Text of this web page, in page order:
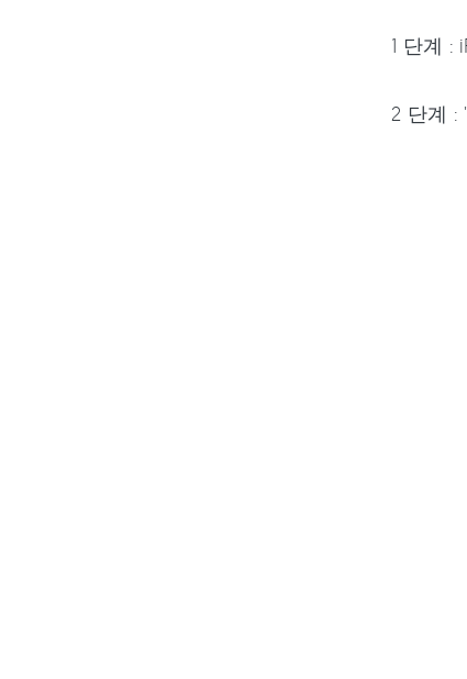
1 단계 :
2 단계 :